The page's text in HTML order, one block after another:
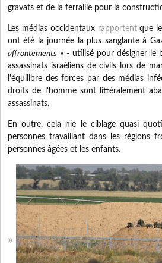
gravats et de la ferraille pour la
Les médias occidentaux rapportentque
ont été la journée la plus sanglante à
affrontements » - utilisé pour désigner le
assassinats israéliens de civils lors de
l'équilibre des forces par des médias
droits de l'homme sont littéralement
assassinats.
En outre, cela nie le ciblage quasi
personnes travaillant dans les régions
personnes âgées et les enfants.